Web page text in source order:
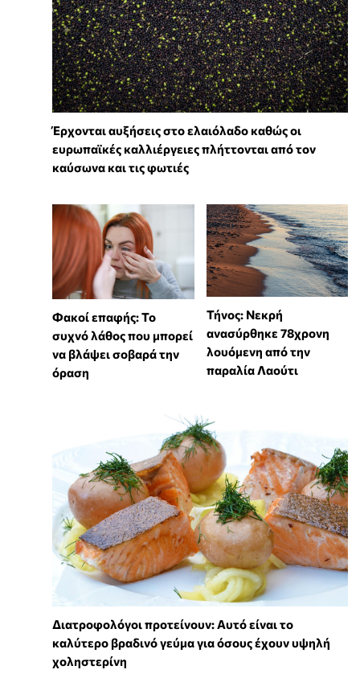
Έρχονται αυξήσεις στο ελαιόλαδο καθώς οι
ευρωπαϊκές καλλιέργειες πλήττονται από τον
καύσωνα και τις φωτιές
Φακοί επαφής: Το
συχνό λάθος που μπορεί
να βλάψει σοβαρά την
όραση
Τήνος: Νεκρή
ανασύρθηκε 78χρονη
λουόμενη από την
παραλία Λαούτι
Διατροφολόγοι προτείνουν: Αυτό είναι το
καλύτερο βραδινό γεύμα για όσους έχουν υψηλή
χοληστερίνη